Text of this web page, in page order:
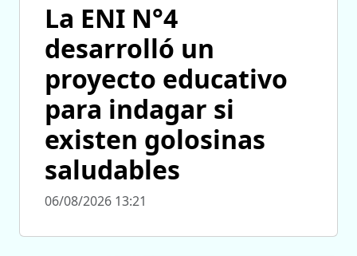
La ENI N°4
desarrolló un
proyecto educativo
para indagar si
existen golosinas
saludables
06/08/2026 13:21